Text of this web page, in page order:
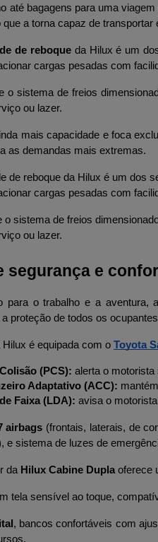
até bagagens para uma
a torna capaz de
de reboque da Hilux é um
cargas pesadas com
o sistema de freios
ou lazer.
mais capacidade e foca
as demandas mais extremas.
de reboque da Hilux é um dos
cargas pesadas com
sistema de freios
ou lazer.
segurança e
para o trabalho e a aventura, a
proteção de todos os
é equipada com o Toyota
(PCS): alerta o
Adaptativo (ACC):
Faixa (LDA): avisa o
airbags (frontais, laterais, de
e sistema de luzes de
da Hilux Cabine Dupla oferece
tela sensível ao toque,
, bancos confortáveis com